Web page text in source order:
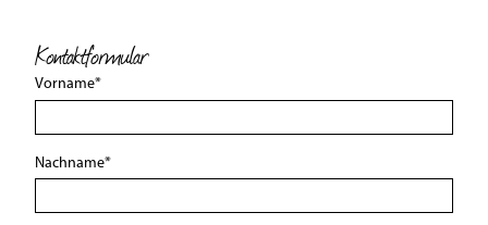
Kontaktformular
Vorname*
Nachname*